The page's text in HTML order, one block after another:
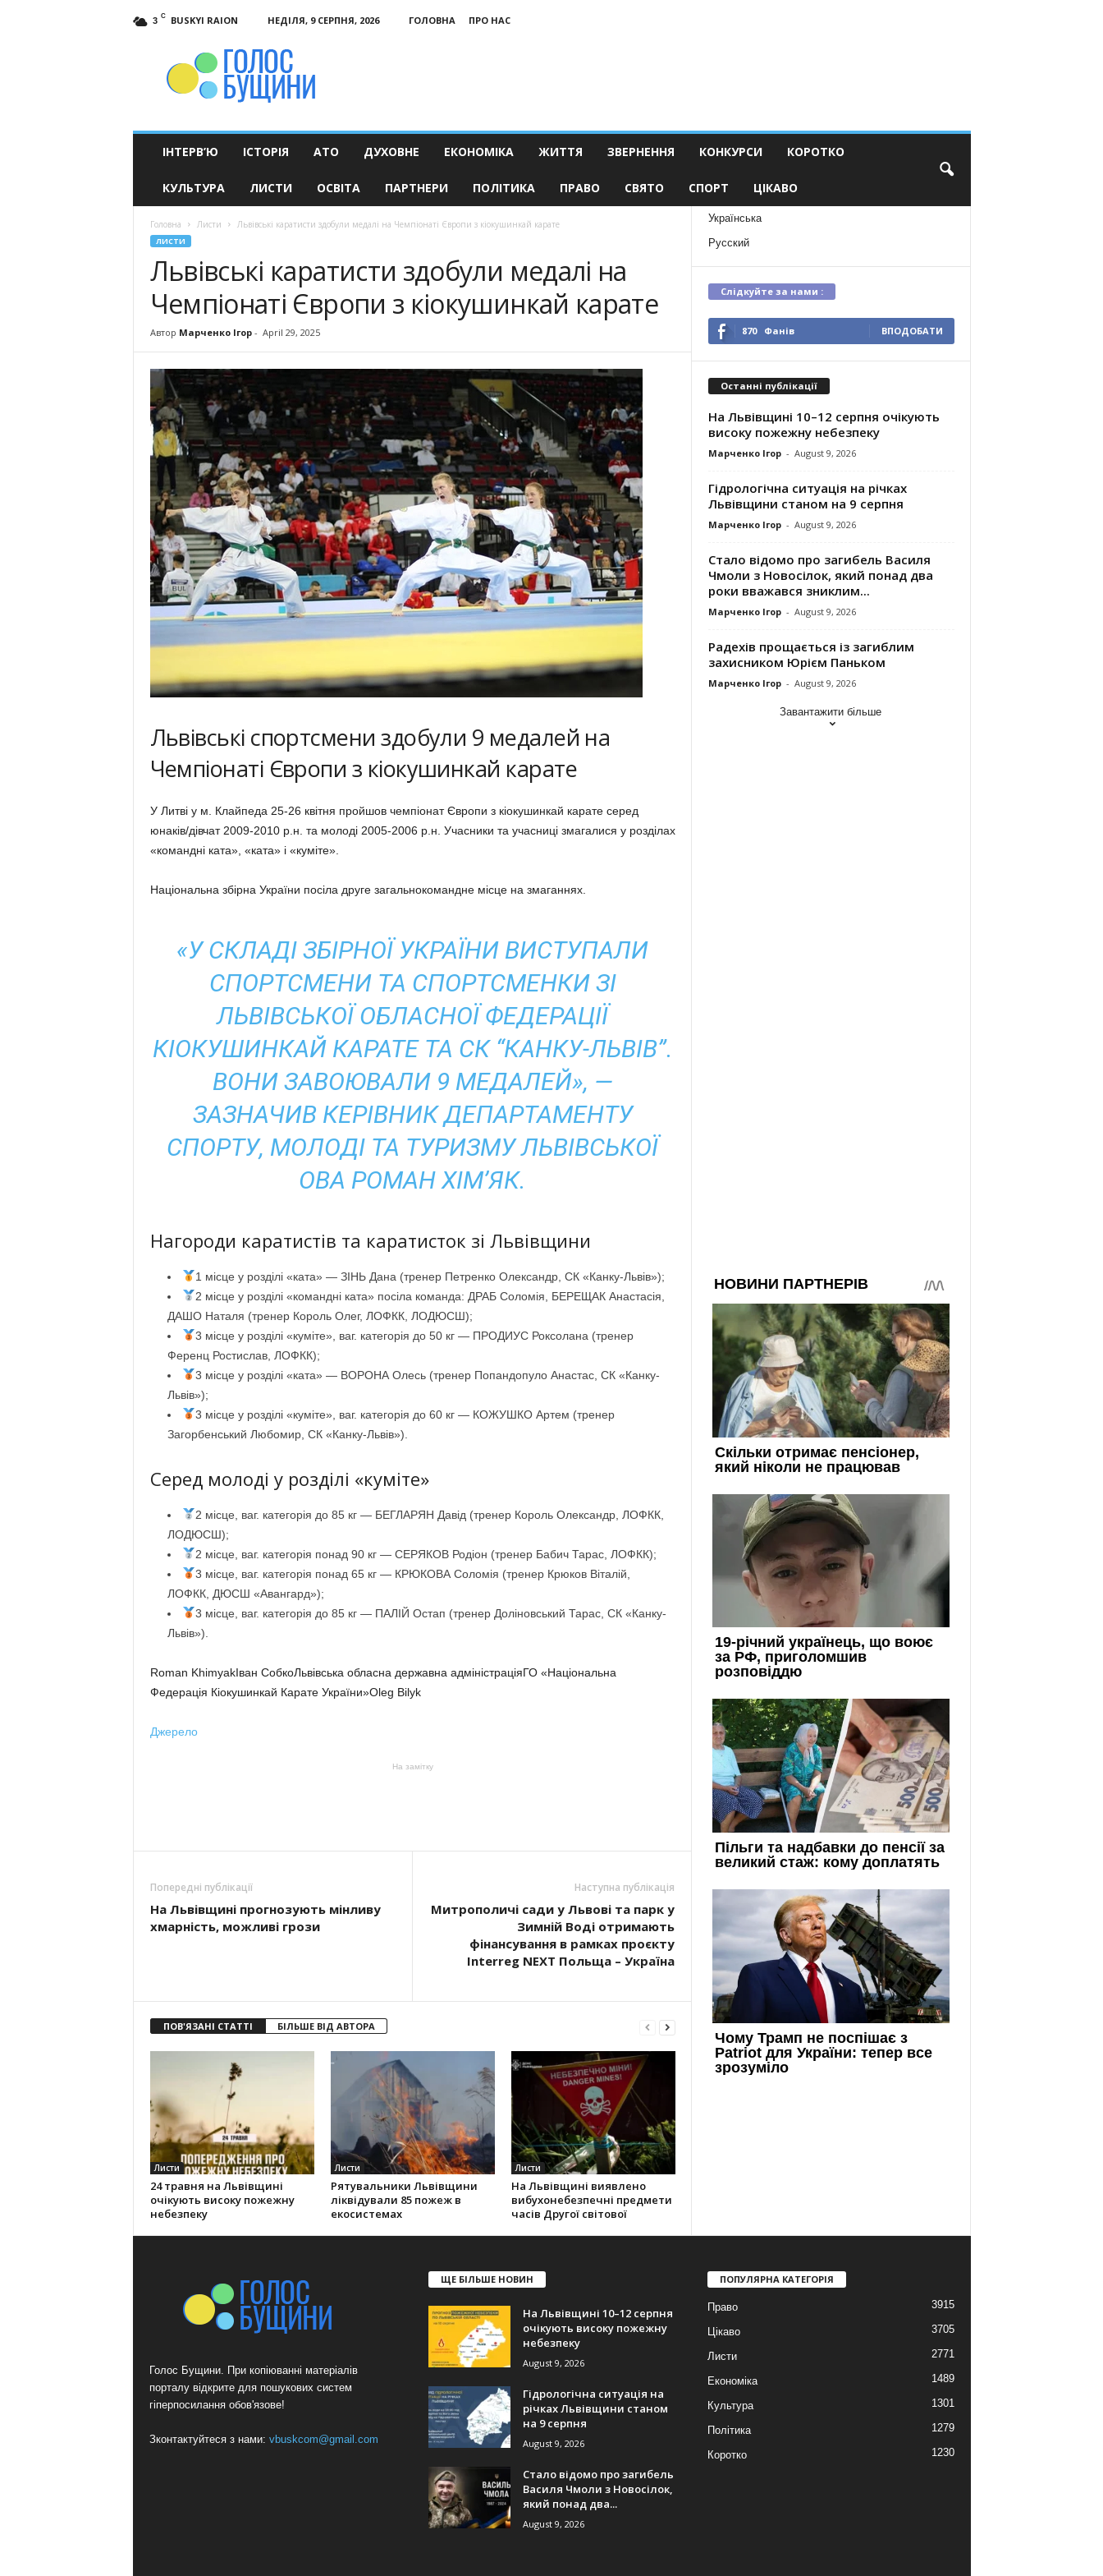
3 C BUSKYI RAION НЕДІЛЯ, 9 СЕРПНЯ, 2026 ГОЛОВНА
ПРО НАС
ІНТЕРВ’Ю ІСТОРІЯ АТО ДУХОВНЕ ЕКОНОМІКА ЖИТТЯ ЗВЕРНЕННЯ КОНКУРСИ КОРОТКО
КУЛЬТУРА ЛИСТИ ОСВІТА ПАРТНЕРИ ПОЛІТИКА ПРАВО СВЯТО СПОРТ ЦІКАВО
Головна Листи Львівські каратисти здобули медалі на Чемпіонаті Європи з кіокушинкай карате
ЛИСТИ
Львівські каратисти здобули медалі на
Чемпіонаті Європи з кіокушинкай карате
Автор Марченко Ігор- April 29, 2025
Львівські спортсмени здобули 9 медалей на
Чемпіонаті Європи з кіокушинкай карате
У Литві у м. Клайпеда 25-26 квітня пройшов чемпіонат Європи з кіокушинкай карате серед
юнаків/дівчат 2009-2010 р.н. та молоді 2005-2006 р.н. Учасники та учасниці змагалися у розділах
«командні ката», «ката» і «куміте».
Національна збірна України посіла друге загальнокомандне місце на змаганнях.
«У СКЛАДІ ЗБІРНОЇ УКРАЇНИ ВИСТУПАЛИ
СПОРТСМЕНИ ТА СПОРТСМЕНКИ ЗІ
ЛЬВІВСЬКОЇ ОБЛАСНОЇ ФЕДЕРАЦІЇ
КІОКУШИНКАЙ КАРАТЕ ТА СК “КАНКУ-ЛЬВІВ”.
ВОНИ ЗАВОЮВАЛИ 9 МЕДАЛЕЙ», —
ЗАЗНАЧИВ КЕРІВНИК ДЕПАРТАМЕНТУ
СПОРТУ, МОЛОДІ ТА ТУРИЗМУ ЛЬВІВСЬКОЇ
ОВА РОМАН ХІМʼЯК.
Нагороди каратистів та каратисток зі Львівщини
1 місце у розділі «ката» — ЗІНЬ Дана (тренер Петренко Олександр, СК «Канку-Львів»);
2 місце у розділі «командні ката» посіла команда: ДРАБ Соломія, БЕРЕЩАК Анастасія,
ДАШО Наталя (тренер Король Олег, ЛОФКК, ЛОДЮСШ);
3 місце у розділі «куміте», ваг. категорія до 50 кг — ПРОДИУС Роксолана (тренер
Ференц Ростислав, ЛОФКК);
3 місце у розділі «ката» — ВОРОНА Олесь (тренер Попандопуло Анастас, СК «Канку-
Львів»);
3 місце у розділі «куміте», ваг. категорія до 60 кг — КОЖУШКО Артем (тренер
Загорбенський Любомир, СК «Канку-Львів»).
Серед молоді у розділі «куміте»
2 місце, ваг. категорія до 85 кг — БЕГЛАРЯН Давід (тренер Король Олександр, ЛОФКК,
ЛОДЮСШ);
2 місце, ваг. категорія понад 90 кг — СЕРЯКОВ Родіон (тренер Бабич Тарас, ЛОФКК);
3 місце, ваг. категорія понад 65 кг — КРЮКОВА Соломія (тренер Крюков Віталій,
ЛОФКК, ДЮСШ «Авангард»);
3 місце, ваг. категорія до 85 кг — ПАЛІЙ Остап (тренер Доліновський Тарас, СК «Канку-
Львів»).
Roman KhimyakІван СобкоЛьвівська обласна державна адміністраціяГО «Національна
Федерація Кіокушинкай Карате України»Oleg Bilyk
Джерело
На замітку
Попередні публікації
На Львівщині прогнозують мінливу
хмарність, можливі грози
Наступна публікація
Митрополичі сади у Львові та парк у
Зимній Воді отримають
фінансування в рамках проєкту
Interreg NEXT Польща – Україна
ПОВ'ЯЗАНІ СТАТТІ БІЛЬШЕ ВІД АВТОРА
Листи
24 травня на Львівщині
очікують високу пожежну
небезпеку
Листи
Рятувальники Львівщини
ліквідували 85 пожеж в
екосистемах
Листи
На Львівщині виявлено
вибухонебезпечні предмети
часів Другої світової
Українська
Русский
Слідкуйте за нами :
870 Фанів ВПОДОБАТИ
Останні публікації
На Львівщині 10–12 серпня очікують
високу пожежну небезпеку
Марченко Ігор - August 9, 2026
Гідрологічна ситуація на річках
Львівщини станом на 9 серпня
Марченко Ігор - August 9, 2026
Стало відомо про загибель Василя
Чмоли з Новосілок, який понад два
роки вважався зниклим...
Марченко Ігор - August 9, 2026
Радехів прощається із загиблим
захисником Юрієм Паньком
Марченко Ігор - August 9, 2026
Завантажити більше
Голос Бущини. При копіюванні матеріалів
порталу відкрите для пошукових систем
гіперпосилання обов'язове!
Зконтактуйтеся з нами: vbuskcom@gmail.com
ЩЕ БІЛЬШЕ НОВИН
На Львівщині 10–12 серпня
очікують високу пожежну
небезпеку
August 9, 2026
Гідрологічна ситуація на
річках Львівщини станом
на 9 серпня
August 9, 2026
Стало відомо про загибель
Василя Чмоли з Новосілок,
який понад два...
August 9, 2026
ПОПУЛЯРНА КАТЕГОРІЯ
Право 3915
Цікаво 3705
Листи 2771
Економіка 1489
Культура 1301
Політика 1279
Коротко 1230